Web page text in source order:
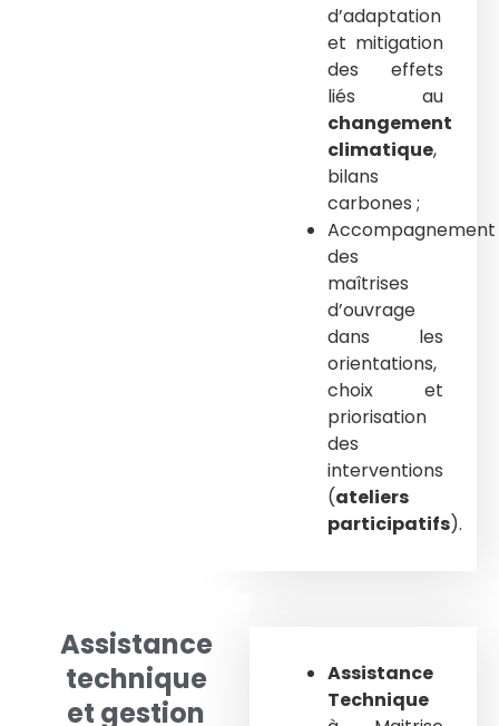
d’adaptation
et mitigation
des effets
liés au
changement
climatique,
bilans
carbones ;
Accompagnement
des
maîtrises
d’ouvrage
dans les
orientations,
choix et
priorisation
des
interventions
(ateliers
participatifs).
Assistance
technique
et gestion
Assistance
Technique